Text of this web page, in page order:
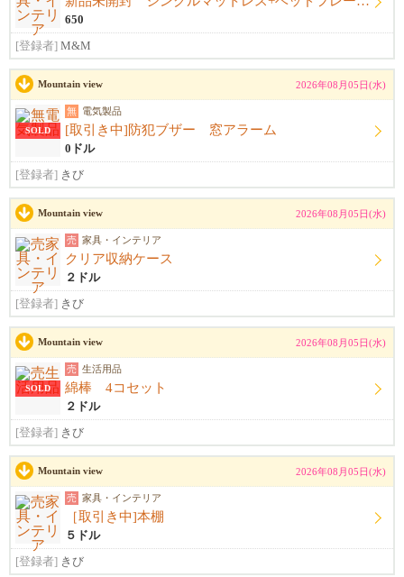
650
[登録者] M&M
Mountain view 2026年08月05日(水)
SOLD
無 電気製品
[取引き中]防犯ブザー 窓アラーム
0ドル
[登録者] きび
Mountain view 2026年08月05日(水)
売 家具・インテリア
クリア収納ケース
２ドル
[登録者] きび
Mountain view 2026年08月05日(水)
SOLD
売 生活用品
綿棒 4コセット
２ドル
[登録者] きび
Mountain view 2026年08月05日(水)
売 家具・インテリア
［取引き中]本棚
５ドル
[登録者] きび